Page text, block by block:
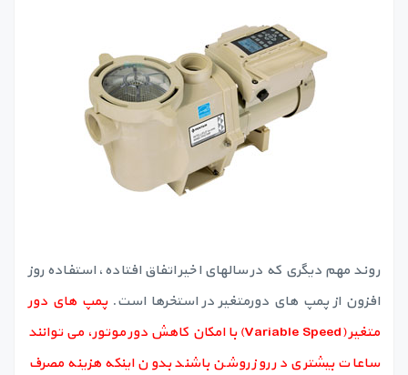
روند مهم دیگری که در سالهای اخیر اتفاق افتاده، استفاده روز
افزون از پمپ های دورمتغیر در استخرها است.پمپ های دور
متغیر (Variable Speed) با امکان کاهش دور موتور، می توانند
ساعات بیشتری در روز روشن باشند بدون اینکه هزینه مصرف